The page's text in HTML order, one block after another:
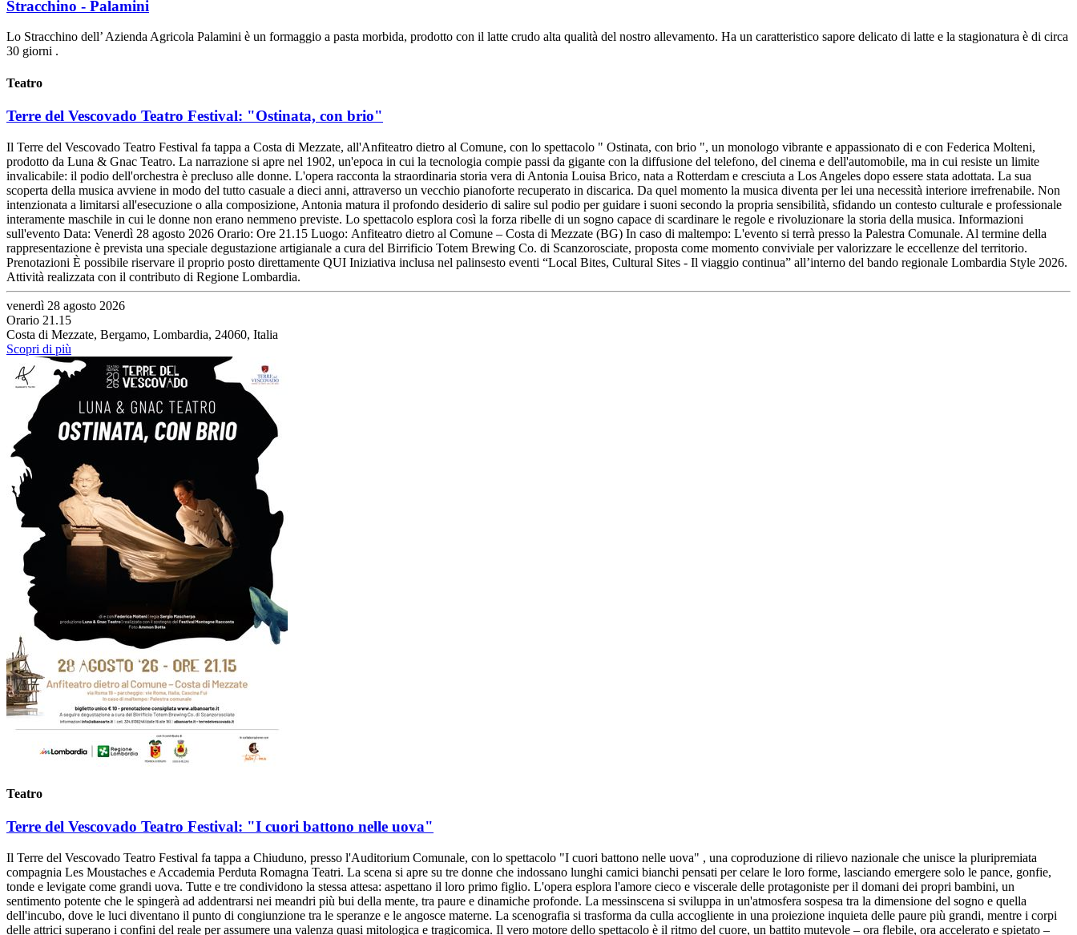
Stracchino - Palamini
Lo Stracchino dell’ Azienda Agricola Palamini è un formaggio a pasta morbida, prodotto con il latte crudo alta qualità del nostro allevamento. Ha un caratteristico sapore delicato di latte e la stagionatura è di circa
30 giorni .
Teatro
Terre del Vescovado Teatro Festival: "Ostinata, con brio"
Il Terre del Vescovado Teatro Festival fa tappa a Costa di Mezzate, all'Anfiteatro dietro al Comune, con lo spettacolo " Ostinata, con brio ", un monologo vibrante e appassionato di e con Federica Molteni,
prodotto da Luna & Gnac Teatro. La narrazione si apre nel 1902, un'epoca in cui la tecnologia compie passi da gigante con la diffusione del telefono, del cinema e dell'automobile, ma in cui resiste un limite
invalicabile: il podio dell'orchestra è precluso alle donne. L'opera racconta la straordinaria storia vera di Antonia Louisa Brico, nata a Rotterdam e cresciuta a Los Angeles dopo essere stata adottata. La sua
scoperta della musica avviene in modo del tutto casuale a dieci anni, attraverso un vecchio pianoforte recuperato in discarica. Da quel momento la musica diventa per lei una necessità interiore irrefrenabile. Non
intenzionata a limitarsi all'esecuzione o alla composizione, Antonia matura il profondo desiderio di salire sul podio per guidare i suoni secondo la propria sensibilità, sfidando un contesto culturale e professionale
interamente maschile in cui le donne non erano nemmeno previste. Lo spettacolo esplora così la forza ribelle di un sogno capace di scardinare le regole e rivoluzionare la storia della musica. Informazioni
sull'evento Data: Venerdì 28 agosto 2026 Orario: Ore 21.15 Luogo: Anfiteatro dietro al Comune – Costa di Mezzate (BG) In caso di maltempo: L'evento si terrà presso la Palestra Comunale. Al termine della
rappresentazione è prevista una speciale degustazione artigianale a cura del Birrificio Totem Brewing Co. di Scanzorosciate, proposta come momento conviviale per valorizzare le eccellenze del territorio.
Prenotazioni È possibile riservare il proprio posto direttamente QUI Iniziativa inclusa nel palinsesto eventi “Local Bites, Cultural Sites - Il viaggio continua” all’interno del bando regionale Lombardia Style 2026.
Attività realizzata con il contributo di Regione Lombardia.
venerdì 28 agosto 2026
Orario 21.15
Costa di Mezzate, Bergamo, Lombardia, 24060, Italia
Scopri di più
Teatro
Terre del Vescovado Teatro Festival: "I cuori battono nelle uova"
Il Terre del Vescovado Teatro Festival fa tappa a Chiuduno, presso l'Auditorium Comunale, con lo spettacolo "I cuori battono nelle uova" , una coproduzione di rilievo nazionale che unisce la pluripremiata
compagnia Les Moustaches e Accademia Perduta Romagna Teatri. La scena si apre su tre donne che indossano lunghi camici bianchi pensati per celare le loro forme, lasciando emergere solo le pance, gonfie,
tonde e levigate come grandi uova. Tutte e tre condividono la stessa attesa: aspettano il loro primo figlio. L'opera esplora l'amore cieco e viscerale delle protagoniste per il domani dei propri bambini, un
sentimento potente che le spingerà ad addentrarsi nei meandri più bui della mente, tra paure e dinamiche profonde. La messinscena si sviluppa in un'atmosfera sospesa tra la dimensione del sogno e quella
dell'incubo, dove le luci diventano il punto di congiunzione tra le speranze e le angosce materne. La scenografia si trasforma da culla accogliente in una proiezione inquieta delle paure più grandi, mentre i corpi
delle attrici superano i confini del reale per assumere una valenza quasi mitologica e tragicomica. Il vero motore dello spettacolo è il ritmo del cuore, un battito mutevole – ora flebile, ora accelerato e spietato –